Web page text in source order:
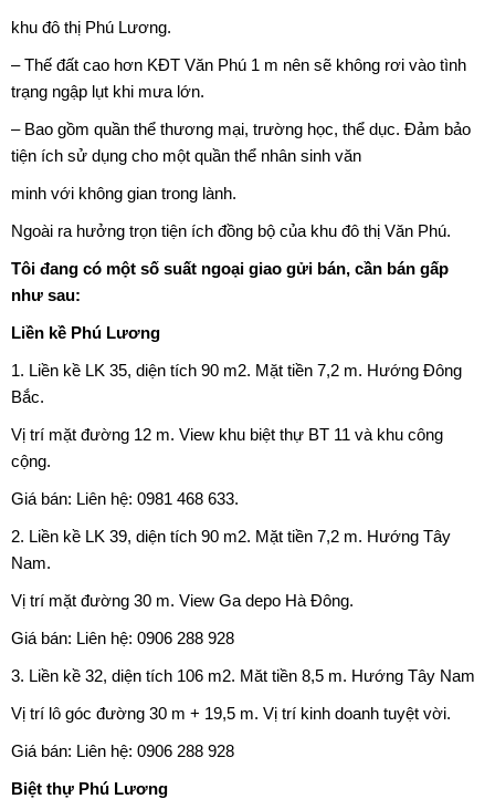
khu đô thị Phú Lương.
– Thế đất cao hơn KĐT Văn Phú 1 m nên sẽ không rơi vào tình
trạng ngập lụt khi mưa lớn.
– Bao gồm quần thể thương mại, trường học, thể dục. Đảm bảo
tiện ích sử dụng cho một quần thể nhân sinh văn
minh với không gian trong lành.
Ngoài ra hưởng trọn tiện ích đồng bộ của khu đô thị Văn Phú.
Tôi đang có một số suất ngoại giao gửi bán, cần bán gấp
như sau:
Liền kề Phú Lương
1. Liền kề LK 35, diện tích 90 m2. Mặt tiền 7,2 m. Hướng Đông
Bắc.
Vị trí mặt đường 12 m. View khu biệt thự BT 11 và khu công
cộng.
Giá bán: Liên hệ: 0981 468 633.
2. Liền kề LK 39, diện tích 90 m2. Mặt tiền 7,2 m. Hướng Tây
Nam.
Vị trí mặt đường 30 m. View Ga depo Hà Đông.
Giá bán: Liên hệ: 0906 288 928
3. Liền kề 32, diện tích 106 m2. Măt tiền 8,5 m. Hướng Tây Nam
Vị trí lô góc đường 30 m + 19,5 m. Vị trí kinh doanh tuyệt vời.
Giá bán: Liên hệ: 0906 288 928
Biệt thự Phú Lương